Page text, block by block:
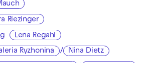
Riezinger
Lena Regahl
Ryzhonina / Nina Dietz